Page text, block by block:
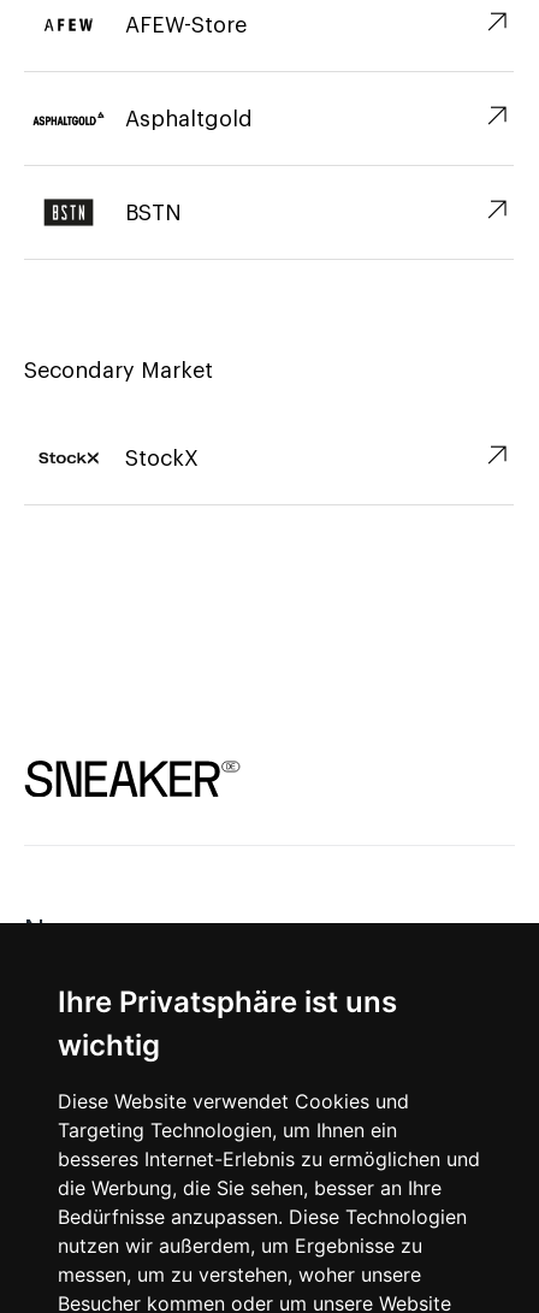
Ihre Privatsphäre ist uns
wichtig
Diese Website verwendet Cookies und
Targeting Technologien, um Ihnen ein
besseres Internet-Erlebnis zu ermöglichen und
die Werbung, die Sie sehen, besser an Ihre
Bedürfnisse anzupassen. Diese Technologien
nutzen wir außerdem, um Ergebnisse zu
messen, um zu verstehen, woher unsere
Besucher kommen oder um unsere Website
AFEW-Store ↗︎
Asphaltgold ↗︎
BSTN ↗︎
Secondary Market
StockX ↗︎
News
About
Instagram
Facebook
© 2024 SNEAKERᴰᴱ, All rights reserved.